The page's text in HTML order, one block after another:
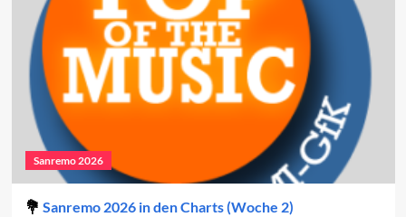
den
Charts
(Woche
3)
Sanremo 2026
Sanremo 2026 in den Charts (Woche 2)